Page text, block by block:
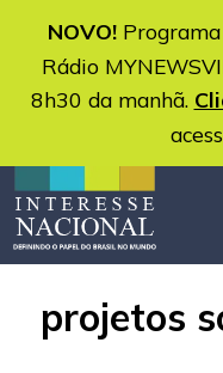
NOVO!Programa
Rádio
8h30 da manhã.
projetos